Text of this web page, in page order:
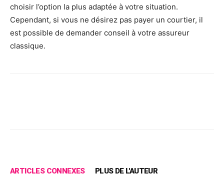
choisir l’option la plus adaptée à votre situation.
Cependant, si vous ne désirez pas payer un courtier, il
est possible de demander conseil à votre assureur
classique.
ARTICLES CONNEXES PLUS DE L'AUTEUR